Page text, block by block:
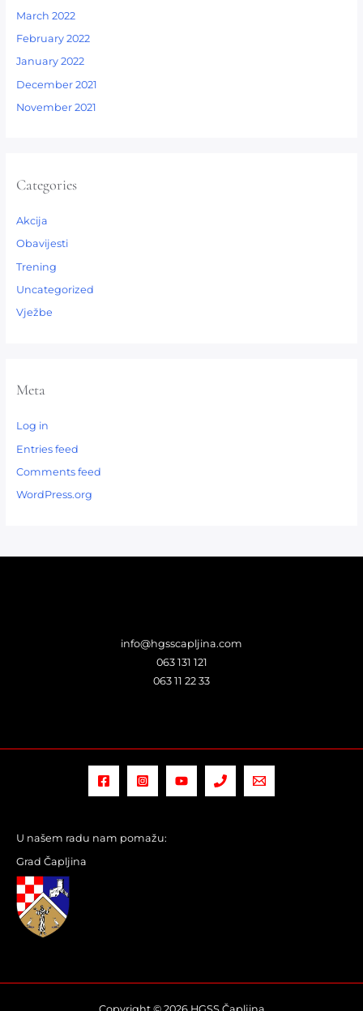
March 2022
February 2022
January 2022
December 2021
November 2021
Categories
Akcija
Obavijesti
Trening
Uncategorized
Vježbe
Meta
Log in
Entries feed
Comments feed
WordPress.org
info@hgsscapljina.com
063 131 121
063 11 22 33
U našem radu nam pomažu:
Grad Čapljina